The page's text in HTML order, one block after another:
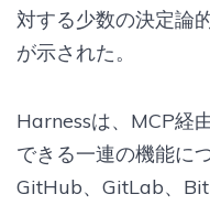
対する少数の決定論
が示された。
Harnessは、MCP経
できる一連の機能に
GitHub、GitLab、